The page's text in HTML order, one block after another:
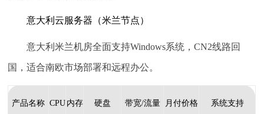
意大利云服务器（米兰节点）
意大利米兰机房全面支持Windows系统，CN2线路回
国，适合南欧市场部署和远程办公。
产品名称 CPU 内存 硬盘 带宽/流量 月付价格 系统支持